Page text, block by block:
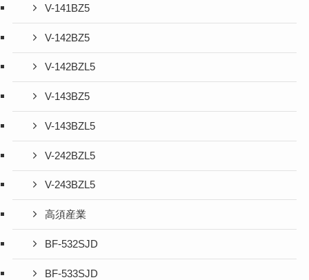
V-141BZ5
V-142BZ5
V-142BZL5
V-143BZ5
V-143BZL5
V-242BZL5
V-243BZL5
高須産業
BF-532SJD
BF-533SJD